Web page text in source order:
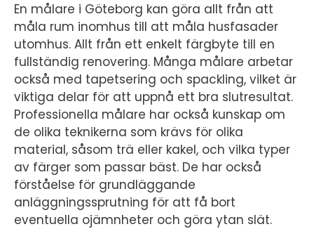
En målare i Göteborg kan göra allt från att
måla rum inomhus till att måla husfasader
utomhus. Allt från ett enkelt färgbyte till en
fullständig renovering. Många målare arbetar
också med tapetsering och spackling, vilket är
viktiga delar för att uppnå ett bra slutresultat.
Professionella målare har också kunskap om
de olika teknikerna som krävs för olika
material, såsom trä eller kakel, och vilka typer
av färger som passar bäst. De har också
förståelse för grundläggande
anläggningssprutning för att få bort
eventuella ojämnheter och göra ytan slät.